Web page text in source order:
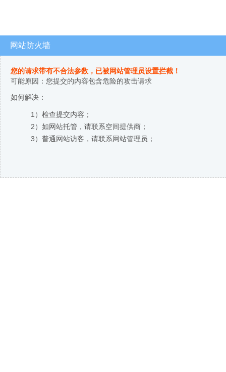
网站防火墙
您的请求带有不合法参数，已被网站管理员设置拦截！
可能原因：您提交的内容包含危险的攻击请求
如何解决：
1）检查提交内容；
2）如网站托管，请联系空间提供商；
3）普通网站访客，请联系网站管理员；